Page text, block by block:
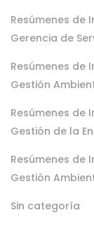
Resúmenes de
Gerencia de
Resúmenes de
Gestión
Resúmenes de
Gestión de la
Resúmenes de
Gestión
Sin categoría